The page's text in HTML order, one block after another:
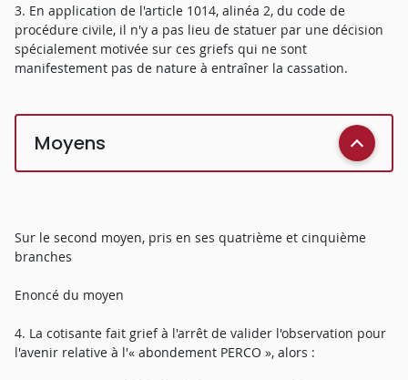
3. En application de l'article 1014, alinéa 2, du code de
procédure civile, il n'y a pas lieu de statuer par une décision
spécialement motivée sur ces griefs qui ne sont
manifestement pas de nature à entraîner la cassation.
Moyens
Sur le second moyen, pris en ses quatrième et cinquième
branches
Enoncé du moyen
4. La cotisante fait grief à l'arrêt de valider l'observation pour
l'avenir relative à l'« abondement PERCO », alors :